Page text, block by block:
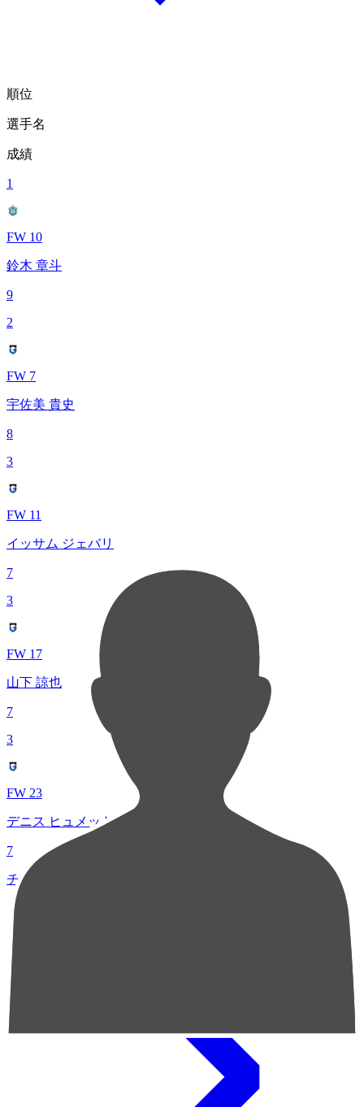
順位
選手名
成績
1
FW 10
鈴木 章斗
9
2
FW 7
宇佐美 貴史
8
3
FW 11
イッサム ジェバリ
7
3
FW 17
山下 諒也
7
3
FW 23
デニス ヒュメット
7
チャンスクリエイト総数